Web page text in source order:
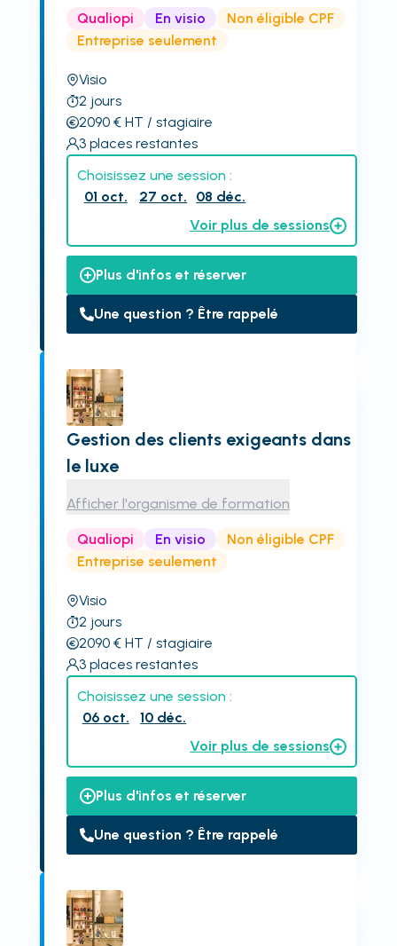
Qualiopi En visio
Non éligible CPF
Entreprise seulement
Visio
2 jours
2090€ HT / stagiaire
3 places restantes
Choisissez une session :
01 oct.
27 oct.
08 déc.
Voir plus de sessions
Plus d'infos et réserver
Une question ? Être rappelé
Gestion des clients exigeants dans
le luxe
Afficher l'organisme de formation
Qualiopi En visio
Non éligible CPF
Entreprise seulement
Visio
2 jours
2090€ HT / stagiaire
3 places restantes
Choisissez une session :
06 oct.
10 déc.
Voir plus de sessions
Plus d'infos et réserver
Une question ? Être rappelé